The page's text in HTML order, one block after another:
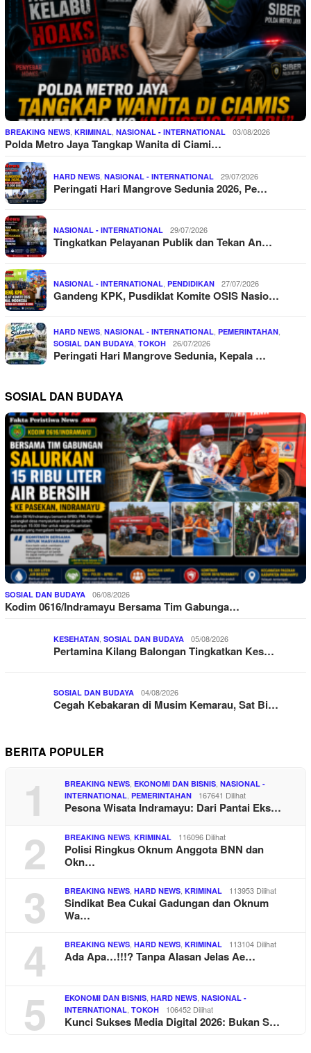
BREAKING NEWS, KRIMINAL, NASIONAL - INTERNATIONAL 03/08/2026
Polda Metro Jaya Tangkap Wanita di Ciami…
HARD NEWS, NASIONAL - INTERNATIONAL 29/07/2026
Peringati Hari Mangrove Sedunia 2026, Pe…
NASIONAL - INTERNATIONAL 29/07/2026
Tingkatkan Pelayanan Publik dan Tekan An…
NASIONAL - INTERNATIONAL, PENDIDIKAN 27/07/2026
Gandeng KPK, Pusdiklat Komite OSIS Nasio…
HARD NEWS, NASIONAL - INTERNATIONAL, PEMERINTAHAN,
SOSIAL DAN BUDAYA, TOKOH 26/07/2026
Peringati Hari Mangrove Sedunia, Kepala …
SOSIAL DAN BUDAYA
SOSIAL DAN BUDAYA 06/08/2026
Kodim 0616/Indramayu Bersama Tim Gabunga…
KESEHATAN, SOSIAL DAN BUDAYA 05/08/2026
Pertamina Kilang Balongan Tingkatkan Kes…
SOSIAL DAN BUDAYA 04/08/2026
Cegah Kebakaran di Musim Kemarau, Sat Bi…
BERITA POPULER
1 BREAKING NEWS, EKONOMI DAN BISNIS, NASIONAL -
INTERNATIONAL, PEMERINTAHAN 167641 Dilihat
Pesona Wisata Indramayu: Dari Pantai Eks…
2 BREAKING NEWS, KRIMINAL 116096 Dilihat
Polisi Ringkus Oknum Anggota BNN dan
Okn…
3 BREAKING NEWS, HARD NEWS, KRIMINAL 113953 Dilihat
Sindikat Bea Cukai Gadungan dan Oknum
Wa…
4 BREAKING NEWS, HARD NEWS, KRIMINAL 113104 Dilihat
Ada Apa…!!!? Tanpa Alasan Jelas Ae…
5 EKONOMI DAN BISNIS, HARD NEWS, NASIONAL -
INTERNATIONAL, TOKOH 106452 Dilihat
Kunci Sukses Media Digital 2026: Bukan S…